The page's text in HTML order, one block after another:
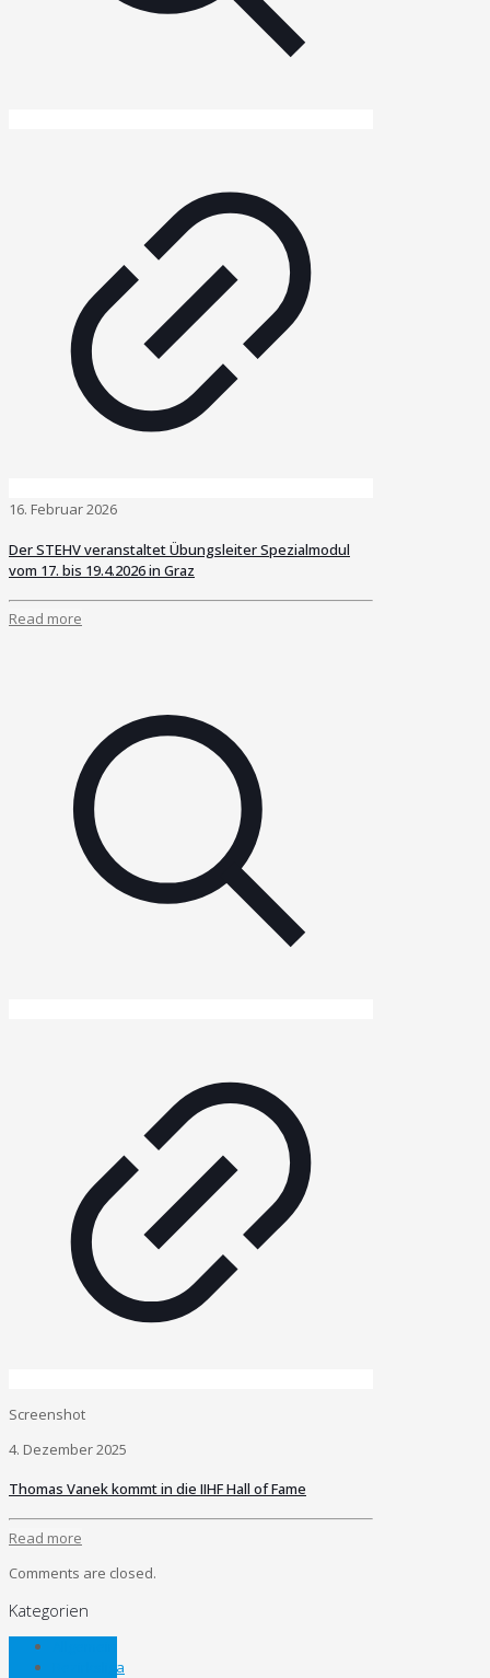
16. Februar 2026
Der STEHV veranstaltet Übungsleiter Spezialmodul
vom 17. bis 19.4.2026 in Graz
Read more
Screenshot
4. Dezember 2025
Thomas Vanek kommt in die IIHF Hall of Fame
Read more
Comments are closed.
Kategorien
Bezirksliga